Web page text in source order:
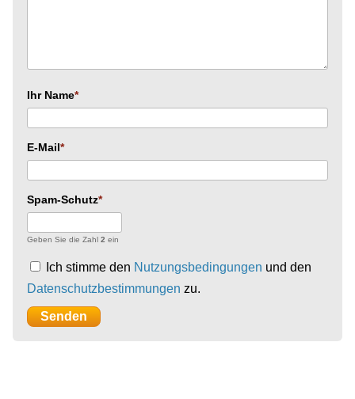
Ihr Name
E-Mail
Spam-Schutz
Geben Sie die Zahl 2 ein
Ich stimme den Nutzungsbedingungen und den
Datenschutzbestimmungen zu.